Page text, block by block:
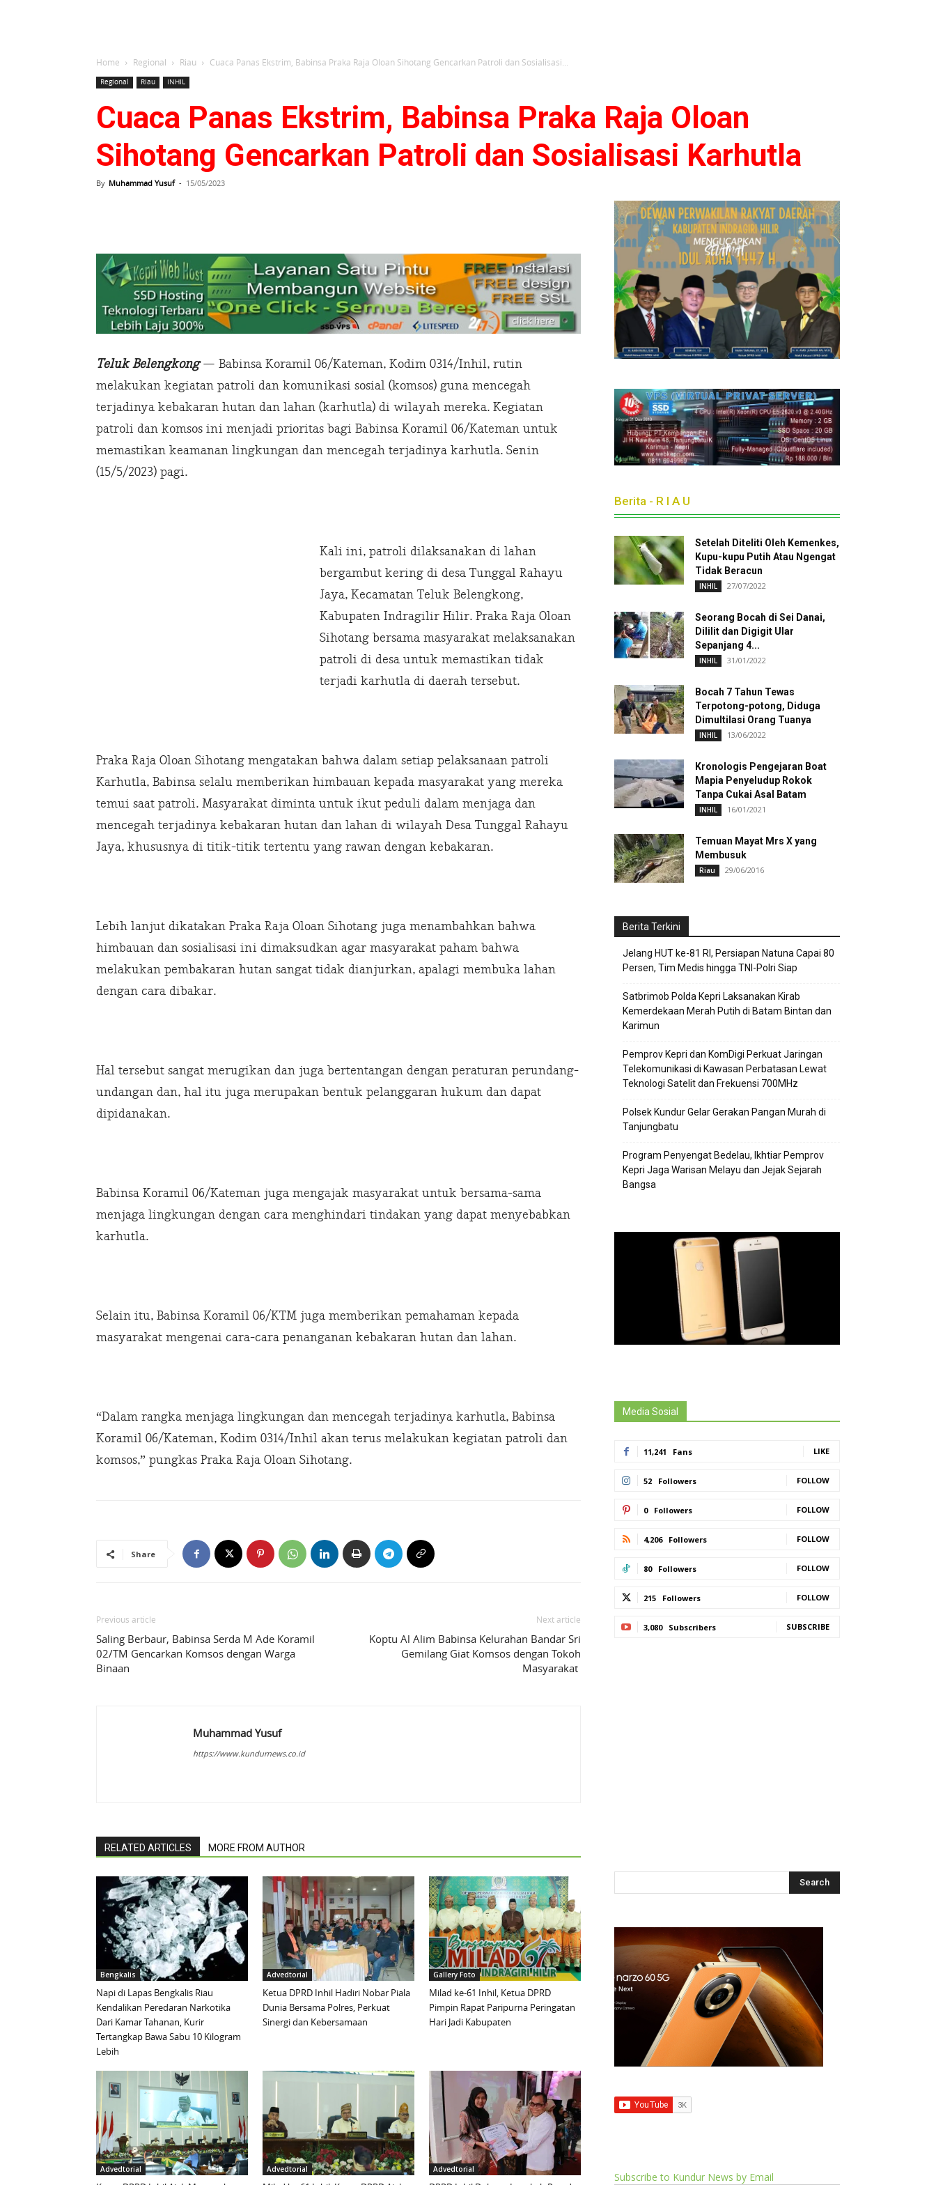
Home Regional Riau Cuaca Panas Ekstrim, Babinsa Praka Raja Oloan Sihotang Gencarkan Patroli dan Sosialisasi...
Regional Riau INHIL
Cuaca Panas Ekstrim, Babinsa Praka Raja Oloan
Sihotang Gencarkan Patroli dan Sosialisasi Karhutla
By Muhammad Yusuf - 15/05/2023
Teluk Belengkong— Babinsa Koramil 06/Kateman, Kodim 0314/Inhil, rutin
melakukan kegiatan patroli dan komunikasi sosial (komsos) guna mencegah
terjadinya kebakaran hutan dan lahan (karhutla) di wilayah mereka. Kegiatan
patroli dan komsos ini menjadi prioritas bagi Babinsa Koramil 06/Kateman untuk
memastikan keamanan lingkungan dan mencegah terjadinya karhutla. Senin
(15/5/2023) pagi.
Kali ini, patroli dilaksanakan di lahan
bergambut kering di desa Tunggal Rahayu
Jaya, Kecamatan Teluk Belengkong,
Kabupaten Indragilir Hilir. Praka Raja Oloan
Sihotang bersama masyarakat melaksanakan
patroli di desa untuk memastikan tidak
terjadi karhutla di daerah tersebut.
Praka Raja Oloan Sihotang mengatakan bahwa dalam setiap pelaksanaan patroli
Karhutla, Babinsa selalu memberikan himbauan kepada masyarakat yang mereka
temui saat patroli. Masyarakat diminta untuk ikut peduli dalam menjaga dan
mencegah terjadinya kebakaran hutan dan lahan di wilayah Desa Tunggal Rahayu
Jaya, khususnya di titik-titik tertentu yang rawan dengan kebakaran.
Lebih lanjut dikatakan Praka Raja Oloan Sihotang juga menambahkan bahwa
himbauan dan sosialisasi ini dimaksudkan agar masyarakat paham bahwa
melakukan pembakaran hutan sangat tidak dianjurkan, apalagi membuka lahan
dengan cara dibakar.
Hal tersebut sangat merugikan dan juga bertentangan dengan peraturan perundang-
undangan dan, hal itu juga merupakan bentuk pelanggaran hukum dan dapat
dipidanakan.
Babinsa Koramil 06/Kateman juga mengajak masyarakat untuk bersama-sama
menjaga lingkungan dengan cara menghindari tindakan yang dapat menyebabkan
karhutla.
Selain itu, Babinsa Koramil 06/KTM juga memberikan pemahaman kepada
masyarakat mengenai cara-cara penanganan kebakaran hutan dan lahan.
“Dalam rangka menjaga lingkungan dan mencegah terjadinya karhutla, Babinsa
Koramil 06/Kateman, Kodim 0314/Inhil akan terus melakukan kegiatan patroli dan
komsos,” pungkas Praka Raja Oloan Sihotang.
Share
Previous article
Saling Berbaur, Babinsa Serda M Ade Koramil
02/TM Gencarkan Komsos dengan Warga
Binaan
Next article
Koptu Al Alim Babinsa Kelurahan Bandar Sri
Gemilang Giat Komsos dengan Tokoh
Masyarakat
Muhammad Yusuf
https://www.kundurnews.co.id
RELATED ARTICLES MORE FROM AUTHOR
Bengkalis
Napi di Lapas Bengkalis Riau
Kendalikan Peredaran Narkotika
Dari Kamar Tahanan, Kurir
Tertangkap Bawa Sabu 10 Kilogram
Lebih
Advedtorial
Ketua DPRD Inhil Hadiri Nobar Piala
Dunia Bersama Polres, Perkuat
Sinergi dan Kebersamaan
Gallery Foto
Milad ke-61 Inhil, Ketua DPRD
Pimpin Rapat Paripurna Peringatan
Hari Jadi Kabupaten
Advedtorial Advedtorial Advedtorial
Berita - R I A U
Setelah Diteliti Oleh Kemenkes,
Kupu-kupu Putih Atau Ngengat
Tidak Beracun
INHIL 27/07/2022
Seorang Bocah di Sei Danai,
Dililit dan Digigit Ular
Sepanjang 4...
INHIL 31/01/2022
Bocah 7 Tahun Tewas
Terpotong-potong, Diduga
Dimultilasi Orang Tuanya
INHIL 13/06/2022
Kronologis Pengejaran Boat
Mapia Penyeludup Rokok
Tanpa Cukai Asal Batam
INHIL 16/01/2021
Temuan Mayat Mrs X yang
Membusuk
Riau 29/06/2016
Berita Terkini
Jelang HUT ke-81 RI, Persiapan Natuna Capai 80
Persen, Tim Medis hingga TNI-Polri Siap
Satbrimob Polda Kepri Laksanakan Kirab
Kemerdekaan Merah Putih di Batam Bintan dan
Karimun
Pemprov Kepri dan KomDigi Perkuat Jaringan
Telekomunikasi di Kawasan Perbatasan Lewat
Teknologi Satelit dan Frekuensi 700MHz
Polsek Kundur Gelar Gerakan Pangan Murah di
Tanjungbatu
Program Penyengat Bedelau, Ikhtiar Pemprov
Kepri Jaga Warisan Melayu dan Jejak Sejarah
Bangsa
Media Sosial
11,241 Fans LIKE
52 Followers FOLLOW
0 Followers FOLLOW
4,206 Followers FOLLOW
80 Followers FOLLOW
215 Followers FOLLOW
3,080 Subscribers SUBSCRIBE
Subscribe to Kundur News by Email